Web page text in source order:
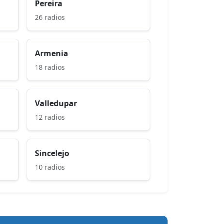
Pereira
26 radios
Armenia
18 radios
Valledupar
12 radios
Sincelejo
10 radios